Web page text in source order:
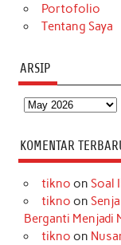
Portofolio
Tentang Saya
ARSIP
Arsip
KOMENTAR
tikno on Soal
tikno on
Berganti Menjadi
tikno on